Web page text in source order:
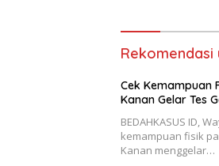
Rekomendasi
Cek Kemampuan
Kanan Gelar Tes
BEDAHKASUS ID,
kemampuan fisik
Kanan menggelar…